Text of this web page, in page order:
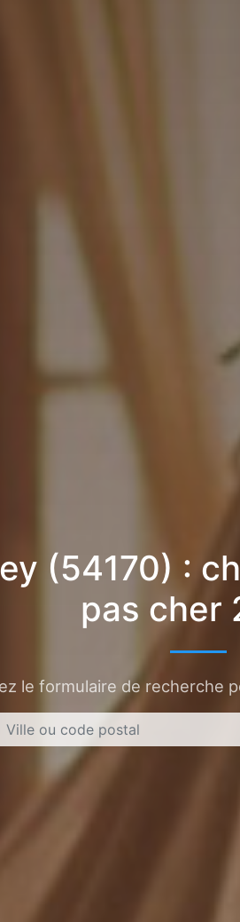
(54170) :
pas cher
le formulaire de recherche